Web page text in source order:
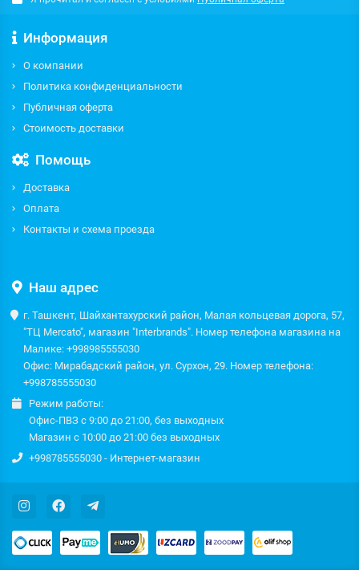
Информация
О компании
Политика конфиденциальности
Публичная оферта
Стоимость доставки
Помощь
Доставка
Оплата
Контакты и схема проезда
Наш адрес
г. Ташкент, Шайхантахурский район, Малая кольцевая дорога, 57,
"ТЦ Mercato", магазин "Interbrands". Номер телефона магазина на
Малике: +998985555030
Офис: Мирабадский район, ул. Сурхон, 29. Номер телефона:
+998785555030
Режим работы:
Офис-ПВЗ с 9:00 до 21:00, без выходных
Магазин с 10:00 до 21:00 без выходных
+998785555030 - Интернет-магазин